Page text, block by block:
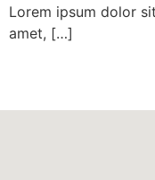
Lorem ipsum dolor
amet, […]